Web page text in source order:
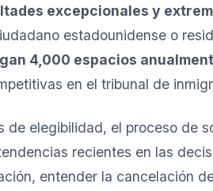
excepcionales y
estadounidense o
4,000 espacios
en el tribunal de
de elegibilidad, el proceso de
recientes en las
entender la cancelación